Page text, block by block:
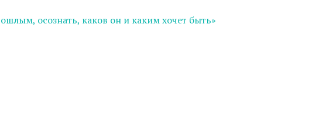
осознать, каков он и каким хочет быть»